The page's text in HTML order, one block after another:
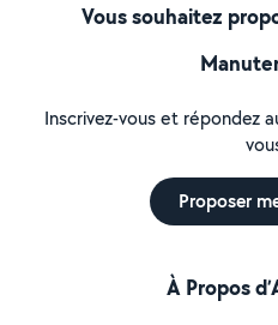
Vous souhaitez
Inscrivez-vous et répondez
Proposer
À Propos